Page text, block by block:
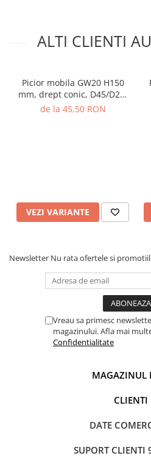
ALTI CLIENTI
Picior mobila GW20 H150
mm, drept conic, D45/D25,
stejar natur lacuit
de la 45,50 RON
VEZI VARIANTE
Newsletter Nu rata ofertele si
Vreau sa primesc
magazinului. Afla mai
Confidentialitate
MAGAZINUL
CLIENTI
DATE
SUPORT CLIENTI